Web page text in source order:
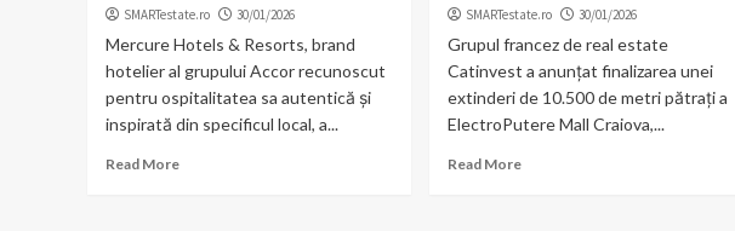
SMARTestate.ro 30/01/2026
Mercure Hotels & Resorts, brand
hotelier al grupului Accor recunoscut
pentru ospitalitatea sa autentică și
inspirată din specificul local, a...
Read More
SMARTestate.ro 30/01/2026
Grupul francez de real estate
Catinvest a anunțat finalizarea unei
extinderi de 10.500 de metri pătrați a
ElectroPutere Mall Craiova,...
Read More